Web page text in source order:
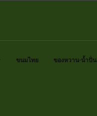
ขนมไทย ของหวาน-น้ำปั่น